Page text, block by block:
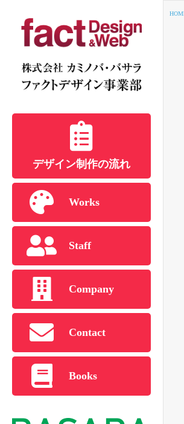
デザイン制作の流れ
Works
Staff
Company
Contact
Books